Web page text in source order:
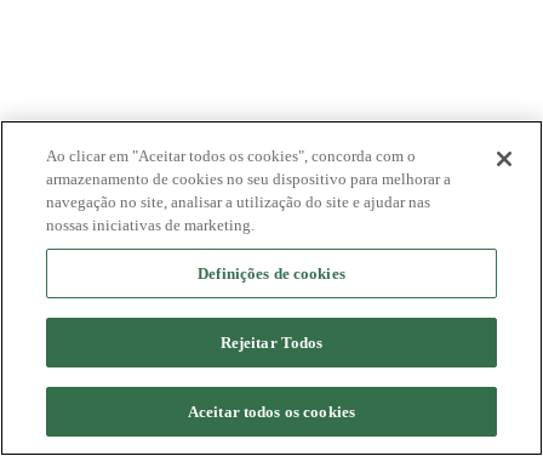
Ao clicar em "Aceitar todos os cookies", concorda com o
armazenamento de cookies no seu dispositivo para melhorar a
navegação no site, analisar a utilização do site e ajudar nas
nossas iniciativas de marketing.
Definições de cookies
Rejeitar Todos
Aceitar todos os cookies